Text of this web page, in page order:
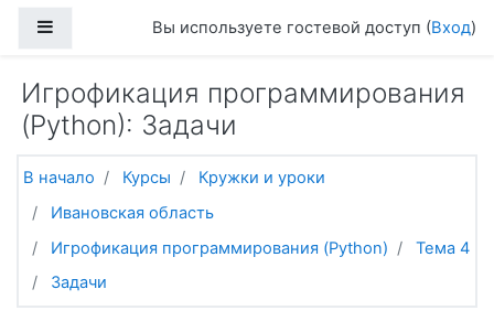
Боковая панельВы используете гостевой доступ (Вход)
Игрофикация программирования
(Python): Задачи
В начало Курсы
Кружки и уроки
Ивановская область
Игрофикация программирования (Python)
Тема 4
Задачи